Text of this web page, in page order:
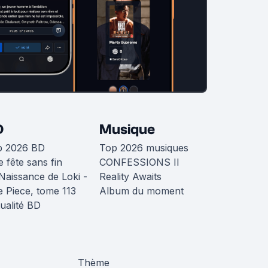
2026 BD
fête sans fin
de Loki -
Piece, tome 113
BD
Musique
Top 2026 musiques
CONFESSIONS II
Reality Awaits
Album du moment
Thème